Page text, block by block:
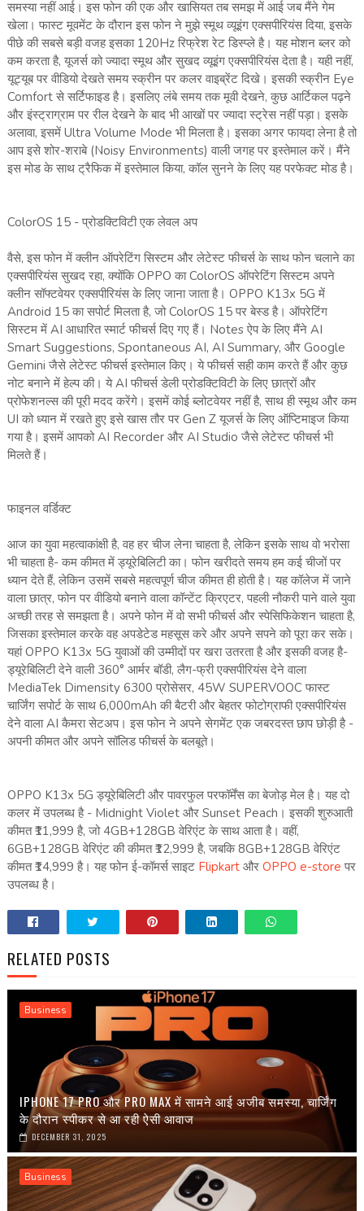
समस्या नहीं आई। इस फोन की एक और खासियत तब समझ में आई जब मैंने गेम
खेला। फास्ट मूवमेंट के दौरान इस फोन ने मुझे स्मूथ व्यूइंग एक्सपीरियंस दिया, इसके
पीछे की सबसे बड़ी वजह इसका 120Hz रिफ्रेश रेट डिस्प्ले है। यह मोशन ब्लर को
कम करता है, यूजर्स को ज्यादा स्मूथ और सुखद व्यूइंग एक्सपीरियंस देता है। यही नहीं,
यूट्यूब पर वीडियो देखते समय स्क्रीन पर कलर वाइब्रेंट दिखे। इसकी स्क्रीन Eye
Comfort से सर्टिफाइड है। इसलिए लंबे समय तक मूवी देखने, कुछ आर्टिकल पढ़ने
और इंस्ट्राग्राम पर रील देखने के बाद भी आखों पर ज्यादा स्ट्रेस नहीं पड़ा। इसके
अलावा, इसमें Ultra Volume Mode भी मिलता है। इसका अगर फायदा लेना है तो
आप इसे शोर-शराबे (Noisy Environments) वाली जगह पर इस्तेमाल करें। मैंने
इस मोड के साथ ट्रैफिक में इस्तेमाल किया, कॉल सुनने के लिए यह परफेक्ट मोड है।
ColorOS 15 - प्रोडक्टिविटी एक लेवल अप
वैसे, इस फोन में क्लीन ऑपरेटिंग सिस्टम और लेटेस्ट फीचर्स के साथ फोन चलाने का
एक्सपीरियंस सुखद रहा, क्योंकि OPPO का ColorOS ऑपरेटिंग सिस्टम अपने
क्लीन सॉफ्टवेयर एक्सपीरियंस के लिए जाना जाता है। OPPO K13x 5G में
Android 15 का सपोर्ट मिलता है, जो ColorOS 15 पर बेस्ड है। ऑपरेटिंग
सिस्टम में AI आधारित स्मार्ट फीचर्स दिए गए हैं। Notes ऐप के लिए मैंने AI
Smart Suggestions, Spontaneous AI, AI Summary, और Google
Gemini जैसे लेटेस्ट फीचर्स इस्तेमाल किए। ये फीचर्स सही काम करते हैं और कुछ
नोट बनाने में हेल्प की। ये AI फीचर्स डेली प्रोडक्टिविटी के लिए छात्रों और
प्रोफेशनल्स की पूरी मदद करेंगे। इसमें कोई ब्लोटवेयर नहीं है, साथ ही स्मूथ और कम
UI को ध्यान में रखते हुए इसे खास तौर पर Gen Z यूजर्स के लिए ऑप्टिमाइज किया
गया है। इसमें आपको AI Recorder और AI Studio जैसे लेटेस्ट फीचर्स भी
मिलते हैं।
फाइनल वर्डिक्ट
आज का युवा महत्वाकांक्षी है, वह हर चीज लेना चाहता है, लेकिन इसके साथ वो भरोसा
भी चाहता है- कम कीमत में ड्यूरेबिलिटी का। फोन खरीदते समय हम कई चीजों पर
ध्यान देते हैं, लेकिन उसमें सबसे महत्वपूर्ण चीज कीमत ही होती है। यह कॉलेज में जाने
वाला छात्र, फोन पर वीडियो बनाने वाला कॉन्टेंट क्रिएटर, पहली नौकरी पाने वाले युवा
अच्छी तरह से समझता है। अपने फोन में वो सभी फीचर्स और स्पेसिफिकेशन चाहता है,
जिसका इस्तेमाल करके वह अपडेटेड महसूस करे और अपने सपने को पूरा कर सके।
यहां OPPO K13x 5G युवाओं की उम्मीदों पर खरा उतरता है और इसकी वजह है-
ड्यूरेबिलिटी देने वाली 360° आर्मर बॉडी, लैग-फ्री एक्सपीरियंस देने वाला
MediaTek Dimensity 6300 प्रोसेसर, 45W SUPERVOOC फास्ट
चार्जिंग सपोर्ट के साथ 6,000mAh की बैटरी और बेहतर फोटोग्राफी एक्सपीरियंस
देने वाला AI कैमरा सेटअप। इस फोन ने अपने सेगमेंट एक जबरदस्त छाप छोड़ी है -
अपनी कीमत और अपने सॉलिड फीचर्स के बलबूते।
OPPO K13x 5G ड्यूरेबिलिटी और पावरफुल परफॉर्मेंस का बेजोड़ मेल है। यह दो
कलर में उपलब्ध है - Midnight Violet और Sunset Peach। इसकी शुरुआती
कीमत ₹11,999 है, जो 4GB+128GB वेरिएंट के साथ आता है। वहीं,
6GB+128GB वेरिएंट की कीमत ₹12,999 है, जबकि 8GB+128GB वेरिएंट
कीमत ₹14,999 है। यह फोन ई-कॉमर्स साइट Flipkart और OPPO e-store पर
उपलब्ध है।
RELATED POSTS
Business
IPHONE 17 PRO और PRO MAX में सामने आई अजीब समस्या, चार्जिंग
के दौरान स्पीकर से आ रही ऐसी आवाज
DECEMBER 31, 2025
Business